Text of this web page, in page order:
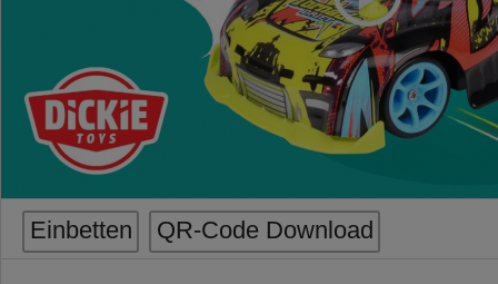
Einbetten QR-Code Download